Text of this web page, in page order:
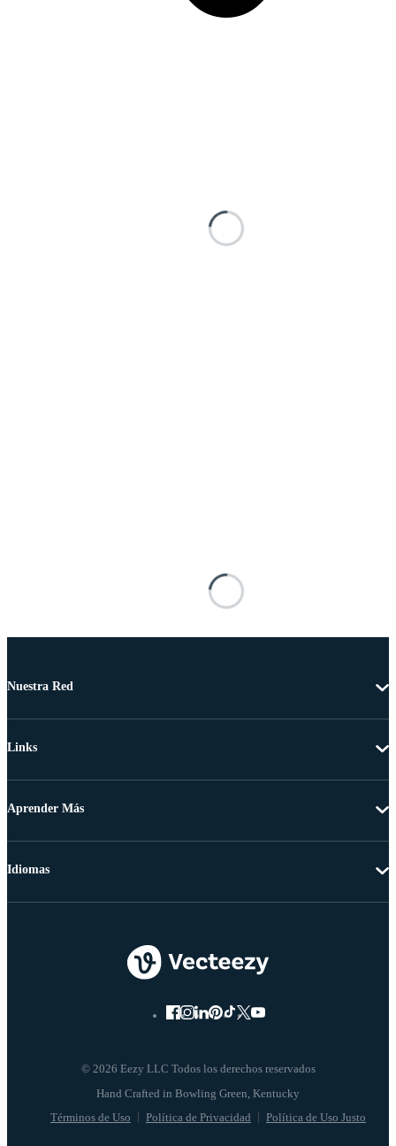
Nuestra Red
Links
Aprender Más
© 2026 Eezy LLC Todos los derechos reservados
Términos de Uso Política de Privacidad Política de Uso Justo
Idiomas